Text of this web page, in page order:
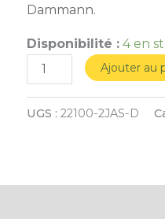
Dammann.
Disponibilité : 4 en
Ajouter au
UGS : 22100-2JAS-D